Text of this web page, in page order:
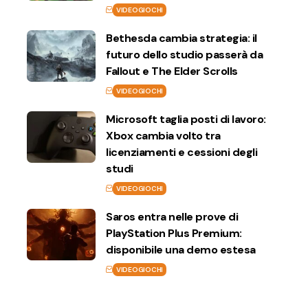
VIDEOGIOCHI
Bethesda cambia strategia: il
futuro dello studio passerà da
Fallout e The Elder Scrolls
VIDEOGIOCHI
Microsoft taglia posti di lavoro:
Xbox cambia volto tra
licenziamenti e cessioni degli
studi
VIDEOGIOCHI
Saros entra nelle prove di
PlayStation Plus Premium:
disponibile una demo estesa
VIDEOGIOCHI